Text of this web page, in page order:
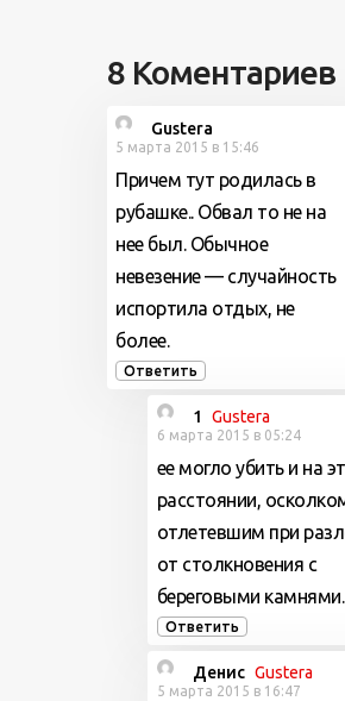
8 Коментариев
Gustera
5 марта 2015 в 15:46
Причем тут родилась в
рубашке.. Обвал то не на
нее был. Обычное
невезение — случайность
испортила отдых, не
более.
Ответить
1 Gustera
6 марта 2015 в 05:24
ее могло убить и на
расстоянии,
отлетевшим при
от столкновения с
береговыми камнями.
Ответить
Денис Gustera
5 марта 2015 в 16:47